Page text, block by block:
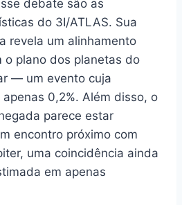
debate são as
do 3I/ATLAS. Sua
revela um alinhamento
o plano dos planetas do
— um evento cuja
0,2%. Além disso, o
parece estar
encontro próximo com
uma coincidência ainda
em apenas